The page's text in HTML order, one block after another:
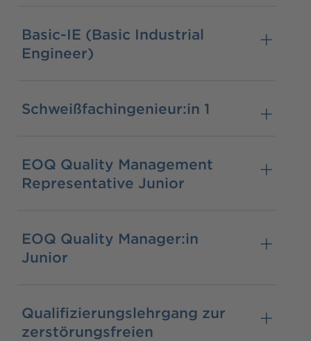
Basic-IE (Basic Industrial
Engineer)
Schweißfachingenieur:in 1
EOQ Quality Management
Representative Junior
EOQ Quality Manager:in
Junior
Qualifizierungslehrgang zur
zerstörungsfreien